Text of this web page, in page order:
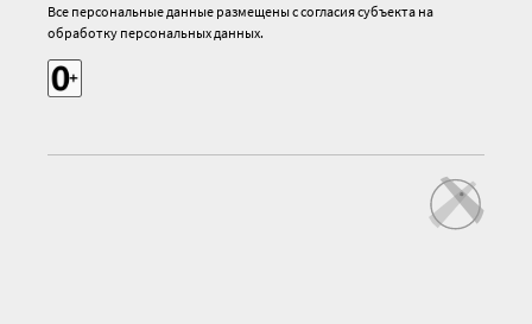
Все персональные данные размещены с согласия субъекта на
обработку персональных данных.